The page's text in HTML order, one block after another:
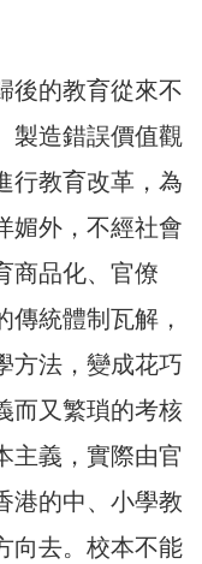
後的教育從來不
製造錯誤價值觀
行教育改革，為
媚外，不經社會
商品化、官僚
統體制瓦解，
方法，變成花巧
而又繁瑣的考核
主義，實際由官
港的中、小學教
向去。校本不能